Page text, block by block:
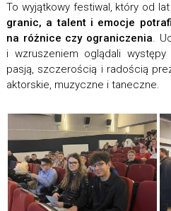
To wyjątkowy festiwal, który od
granic, a talent i emocje
na różnice czy ograniczenia.
i wzruszeniem oglądali
pasją, szczerością i radością
aktorskie, muzyczne i taneczne.